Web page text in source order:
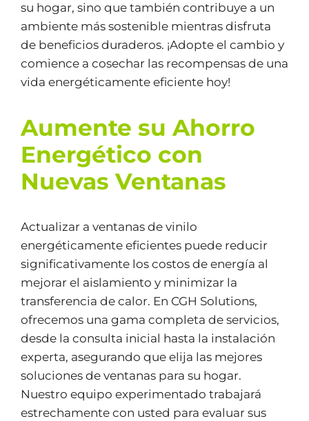
su hogar, sino que también contribuye a un
ambiente más sostenible mientras disfruta
de beneficios duraderos. ¡Adopte el cambio y
comience a cosechar las recompensas de una
vida energéticamente eficiente hoy!
Aumente su Ahorro
Energético con
Nuevas Ventanas
Actualizar a ventanas de vinilo
energéticamente eficientes puede reducir
significativamente los costos de energía al
mejorar el aislamiento y minimizar la
transferencia de calor. En CGH Solutions,
ofrecemos una gama completa de servicios,
desde la consulta inicial hasta la instalación
experta, asegurando que elija las mejores
soluciones de ventanas para su hogar.
Nuestro equipo experimentado trabajará
estrechamente con usted para evaluar sus